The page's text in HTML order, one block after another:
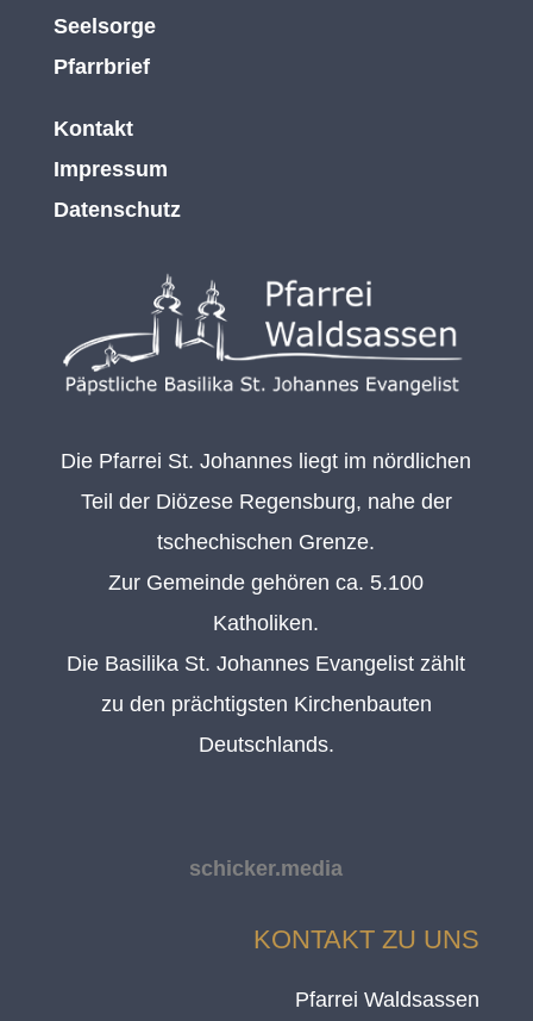
Seelsorge
Pfarrbrief
Kontakt
Impressum
Datenschutz
Die Pfarrei St. Johannes liegt im nördlichen
Teil der Diözese Regensburg, nahe der
tschechischen Grenze.
Zur Gemeinde gehören ca. 5.100
Katholiken.
Die Basilika St. Johannes Evangelist zählt
zu den prächtigsten Kirchenbauten
Deutschlands.
schicker.media
KONTAKT ZU UNS
Pfarrei Waldsassen